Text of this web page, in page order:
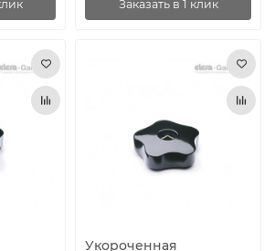
Заказать в 1 клик
Укороченная